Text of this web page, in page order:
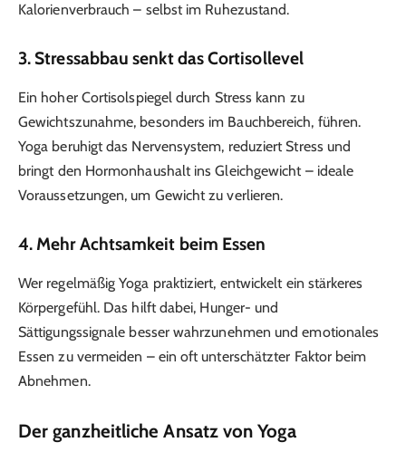
Kalorienverbrauch – selbst im Ruhezustand.
3. Stressabbau senkt das Cortisollevel
Ein hoher Cortisolspiegel durch Stress kann zu
Gewichtszunahme, besonders im Bauchbereich, führen.
Yoga beruhigt das Nervensystem, reduziert Stress und
bringt den Hormonhaushalt ins Gleichgewicht – ideale
Voraussetzungen, um Gewicht zu verlieren.
4. Mehr Achtsamkeit beim Essen
Wer regelmäßig Yoga praktiziert, entwickelt ein stärkeres
Körpergefühl. Das hilft dabei, Hunger- und
Sättigungssignale besser wahrzunehmen und emotionales
Essen zu vermeiden – ein oft unterschätzter Faktor beim
Abnehmen.
Der ganzheitliche Ansatz von Yoga